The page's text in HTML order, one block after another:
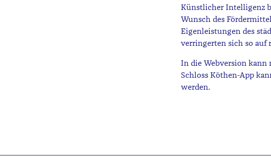
Künstlicher Intelligenz
Wunsch des
Eigenleistungen des
verringerten sich so auf
In die Webversion
Schloss Köthen-App
werden.